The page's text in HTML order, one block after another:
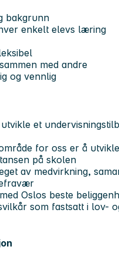
bakgrunn
enkelt elevs læring
med andre
og vennlig
et
for oss er å utvikle
på skolen
av medvirkning,
Oslos beste
som fastsatt i lov-